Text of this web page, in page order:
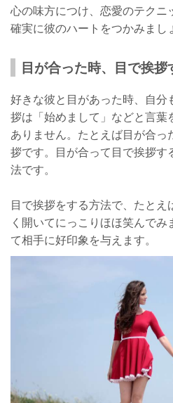
心の味方につけ、恋愛のテクニ
確実に彼のハートをつかみまし
目が合った時、目で挨拶
好きな彼と目があった時、自
拶は「始めまして」などと言葉
ありません。たとえば目が合
拶です。目が合って目で挨拶
法です。
目で挨拶をする方法で、たとえ
く開いてにっこりほほ笑んで
て相手に好印象を与えます。